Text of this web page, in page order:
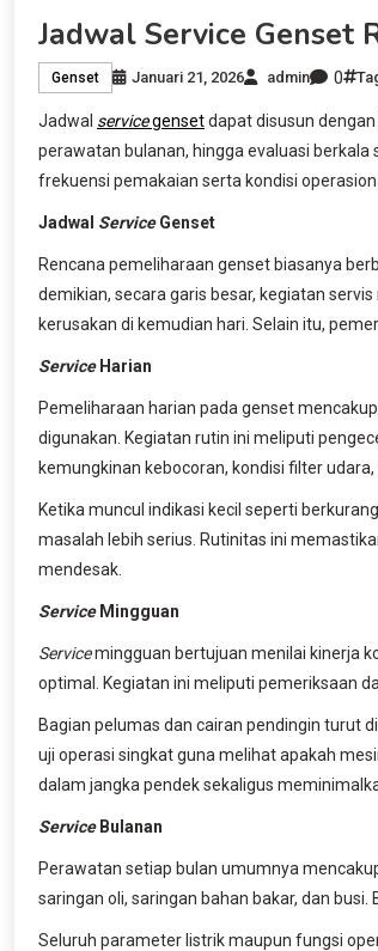
Jadwal Service Genset
Genset Januari 21, 2026 admin 0
Jadwal servicegensetdapat disusun
perawatan bulanan, hingga evaluasi
frekuensi pemakaian serta kondisi
Jadwal ServiceGenset
Rencana pemeliharaan genset biasanya
demikian, secara garis besar, kegiatan
kerusakan di kemudian hari. Selain itu,
ServiceHarian
Pemeliharaan harian pada genset
digunakan. Kegiatan rutin ini meliputi
kemungkinan kebocoran, kondisi filter
Ketika muncul indikasi kecil seperti
masalah lebih serius. Rutinitas ini
mendesak.
ServiceMingguan
Servicemingguan bertujuan menilai kinerja
optimal. Kegiatan ini meliputi pemeriksaan
Bagian pelumas dan cairan pendingin turut
uji operasi singkat guna melihat apakah
dalam jangka pendek sekaligus
ServiceBulanan
Perawatan setiap bulan umumnya
saringan oli, saringan bahan bakar, dan
Seluruh parameter listrik maupun fungsi